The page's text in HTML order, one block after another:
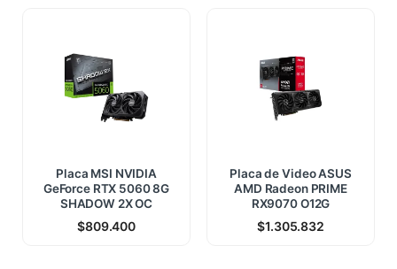
Placa MSI NVIDIA
GeForce RTX 5060 8G
SHADOW 2X OC
$809.400
Placa de Video ASUS
AMD Radeon PRIME
RX9070 O12G
$1.305.832